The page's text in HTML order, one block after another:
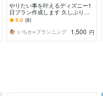
やりたい事を叶えるディズニー1
日プラン作成します 久しぶりで
も迷わない！めったに行けない旅
を最高に
5.0 (9)
いちか⭐︎プランニング
1,500 円